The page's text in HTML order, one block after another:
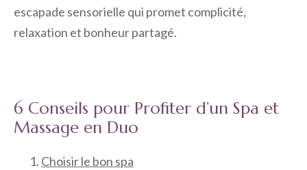
escapade sensorielle qui promet complicité,
relaxation et bonheur partagé.
6 Conseils pour Profiter d’un Spa et
Massage en Duo
Choisir le bon spa